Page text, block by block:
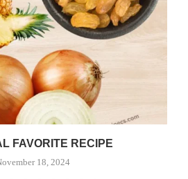
FAVORITE RECIPE
18, 2024